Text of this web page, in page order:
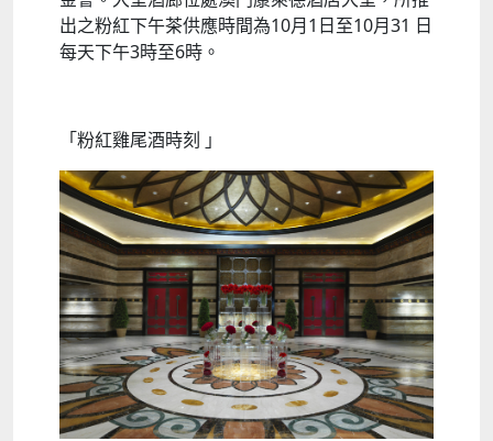
出之粉紅下午茶供應時間為10月1日至10月31 日
每天下午3時至6時。
「粉紅雞尾酒時刻 」